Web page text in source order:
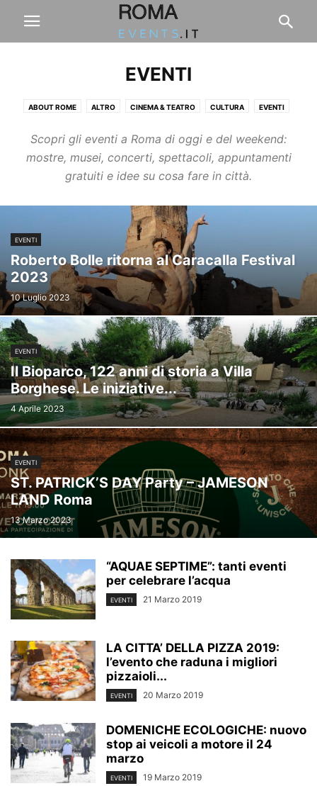
EVENTI
ABOUT ROME ALTRO CINEMA & TEATRO CULTURA EVENTI
LIFESTYLE SPORT VIAGGI & BENESSERE
Scopri gli eventi a Roma di oggi e del weekend:
mostre, musei, concerti, spettacoli, appuntamenti
gratuiti e idee su cosa fare in città.
EVENTI
Roberto Bolle ritorna al Caracalla Festival
2023
10 Luglio 2023
EVENTI
Il Bioparco, 122 anni di storia a Villa
Borghese. Le iniziative...
4 Aprile 2023
EVENTI
ST. PATRICK’S DAY Party – JAMESON
LAND Roma
13 Marzo 2023
“AQUAE SEPTIME”: tanti eventi
per celebrare l’acqua
EVENTI 21 Marzo 2019
LA CITTA’ DELLA PIZZA 2019:
l’evento che raduna i migliori
pizzaioli...
EVENTI 20 Marzo 2019
DOMENICHE ECOLOGICHE: nuovo
stop ai veicoli a motore il 24
marzo
EVENTI 19 Marzo 2019